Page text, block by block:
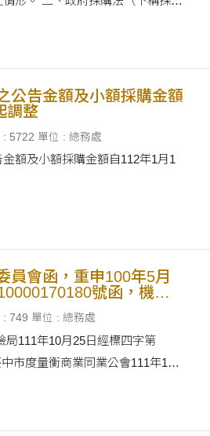
辦理採購，應以維護公共利益及
不得為無正當理由之差別待....
公告金額及小額採購金額
調整
: 5722 單位 : 總務處
金額及小額採購金額自112年1月1
員會函，重申100年5月
號函，機關
之製造、修理或輸入有關
訂定廠商資格。
: 749 單位 : 總務處
局111年10月25日經標四字第
市度量衡商業同業公會111年10
411027號函辦理。 二、查度量衡
經營法定度量衡器之製造、修理